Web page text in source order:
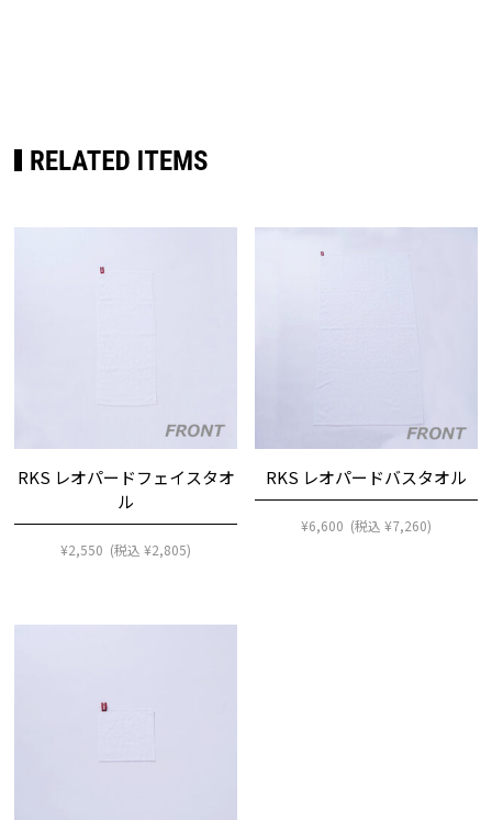
RKS レオパードフェイスタオ
ル
¥2,550 (税込 ¥2,805)
RKS レオパードバスタオル
¥6,600 (税込 ¥7,260)